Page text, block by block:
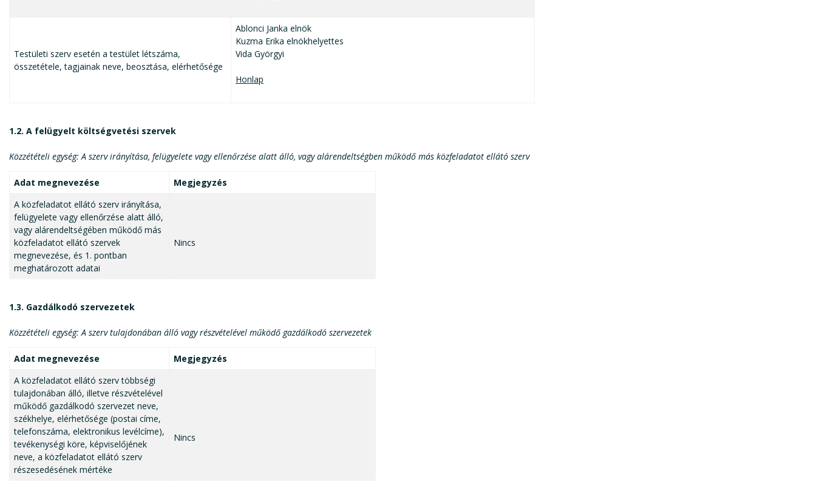
Testületi szerv esetén a testület létszáma,
összetétele, tagjainak neve, beosztása, elérhetősége
Ablonci Janka elnök
Kuzma Erika elnökhelyettes
Vida Györgyi
Honlap
1.2. A felügyelt költségvetési szervek
Közzétételi egység: A szerv irányítása, felügyelete vagy ellenőrzése alatt álló, vagy alárendeltségben működő más közfeladatot ellátó szerv
Adat megnevezése
Megjegyzés
A közfeladatot ellátó szerv irányítása,
felügyelete vagy ellenőrzése alatt álló,
vagy alárendeltségében működő más
közfeladatot ellátó szervek
megnevezése, és 1. pontban
meghatározott adatai
Nincs
1.3. Gazdálkodó szervezetek
Közzétételi egység: A szerv tulajdonában álló vagy részvételével működő gazdálkodó szervezetek
Adat megnevezése
Megjegyzés
A közfeladatot ellátó szerv többségi
tulajdonában álló, illetve részvételével
működő gazdálkodó szervezet neve,
székhelye, elérhetősége (postai címe,
telefonszáma, elektronikus levélcíme),
tevékenységi köre, képviselőjének
neve, a közfeladatot ellátó szerv
részesedésének mértéke
Nincs